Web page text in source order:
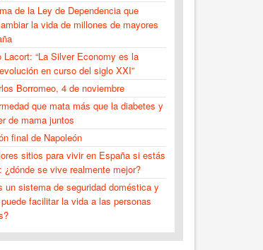
de la Ley de Dependencia que
la vida de millones de mayores
Lacort: “La Silver Economy es la
en curso del siglo XXI”
Borromeo, 4 de noviembre
que mata más que la diabetes y
de mama juntos
final de Napoleón
sitios para vivir en España si estás
¿dónde se vive realmente mejor?
un sistema de seguridad doméstica y
facilitar la vida a las personas